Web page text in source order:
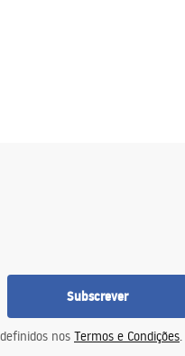
Subscrever
nos Termos e Condições.